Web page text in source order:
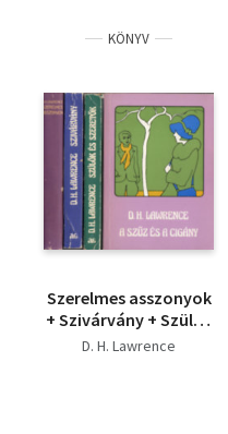
KÖNYV
Szerelmes asszonyok
+ Szivárvány + Szülők
és szeretők + A szűz és
D. H. Lawrence